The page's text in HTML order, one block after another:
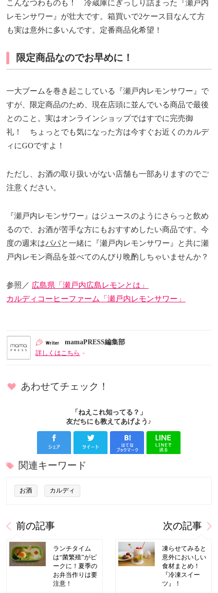
こんなつわものも！ 冷蔵庫にぎっしり詰まった『瀬戸内
レモンサワー』が壮大です。箱買いで2ケース目なんて方
も実は意外に多いんです。定番商品化希望！
限定商品なのでお早めに！
一大ブームを巻き起こしている『瀬戸内レモンサワー』で
すが、限定商品のため、現在店頭に並んでいる商品で最後
とのこと。実はオンラインショップではすでに完売御
礼！ ちょっとでも気になった方は今すぐお近くのカルデ
ィにGOですよ！
ただし、お酒の取り扱いがない店舗も一部ありますのでご
注意ください。
『瀬戸内レモンサワー』はジュースのようにさらっと飲め
るので、お酒が苦手な方にもおすすめしたい商品です。今
度の週末はパパと一緒に『瀬戸内レモンサワー』と共に瀬
戸内レモン商品を並べてのんびり晩酌しちゃいませんか？
参照／ 広島県「瀬戸内広島レモンとは」
カルディコーヒーファーム「瀬戸内レモンサワー」
mamaPRESS編集部
詳しくはこちら
あわせてチェック！
「ねえこれ知ってる？」
友だちにも教えてあげよう♪
関連キーワード
お酒 カルディ
前の記事
ランチタイム
は“菌繁殖”がピ
ークに！夏季の
お弁当作りは要
注意！
次の記事
凍らせてみると
意外においしい
食材まとめ！
『冷凍スイー
ツ』！